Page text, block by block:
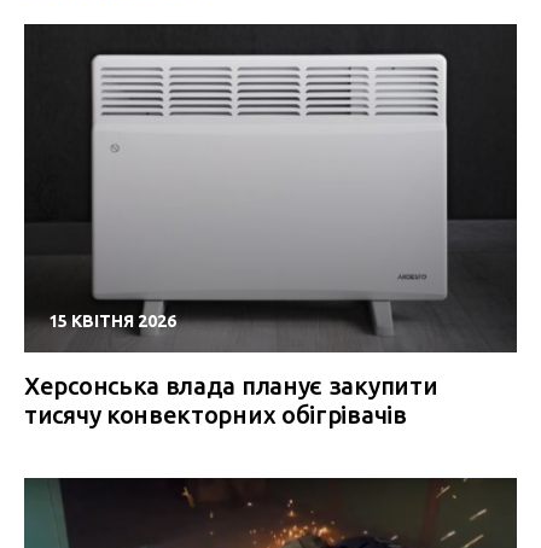
15 КВІТНЯ 2026
Херсонська влада планує закупити
тисячу конвекторних обігрівачів